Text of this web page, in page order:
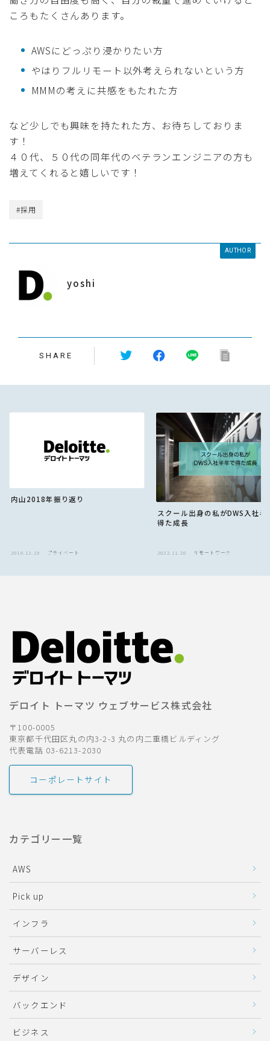
ころもたくさんあります。
AWSにどっぷり浸かりたい方
やはりフルリモート以外考えられないという方
MMMの考えに共感をもたれた方
など少しでも興味を持たれた方、お待ちしておりま
す！
４０代、５０代の同年代のベテランエンジニアの方も
増えてくれると嬉しいです！
#採用
AUTHOR
yoshi
SHARE
内山2018年振り返り
2018.12.19 プライベート
スクール出身の私がDWS入社半
得た成長
2022.11.28 リモートワーク
デロイト トーマツ ウェブサービス株式会社
〒100-0005
東京都千代田区丸の内3-2-3 丸の内二重橋ビルディング
代表電話 03-6213-2030
コーポレートサイト
カテゴリー一覧
AWS
Pick up
インフラ
サーバーレス
デザイン
バックエンド
ビジネス